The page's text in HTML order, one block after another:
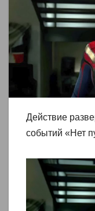
Действие
событий «Нет